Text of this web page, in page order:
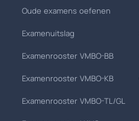
Oude examens oefenen
Examenuitslag
Examenrooster VMBO-BB
Examenrooster VMBO-KB
Examenrooster VMBO-TL/GL